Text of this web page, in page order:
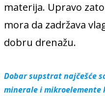
materija. Upravo
mora da zadržava
dobru drenažu.
Dobar supstrat najčešće
minerale i mikroelemente